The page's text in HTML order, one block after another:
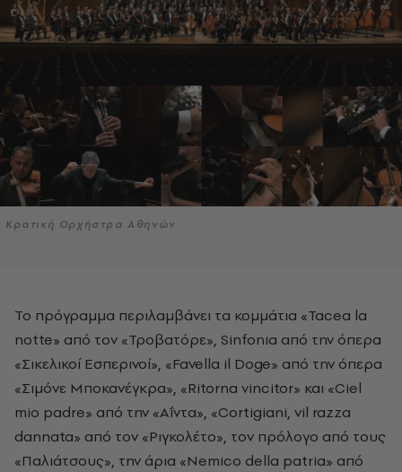
Κρατική Ορχήστρα Αθηνών
Το πρόγραμμα περιλαμβάνει τα κομμάτια «Tacea la
notte» από τον «Τροβατόρε», Sinfonia από την όπερα
«Σικελικοί Εσπερινοί», «Favella il Doge» από την όπερα
«Σιμόνε Μποκανέγκρα», «Ritorna vincitor» και «Ciel
mio padre» από την «Αΐντα», «Cortigiani, vil razza
dannata» από τον «Ριγκολέτο», τον πρόλογο από τους
«Παλιάτσους», την άρια «Nemico della patria» από